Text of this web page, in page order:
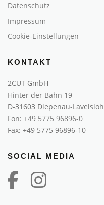
Datenschutz
Impressum
Cookie-Einstellungen
KONTAKT
2CUT GmbH
Hinter der Bahn 19
D-31603 Diepenau-Lavelsloh
Fon: +49 5775 96896-0
Fax: +49 5775 96896-10
SOCIAL MEDIA